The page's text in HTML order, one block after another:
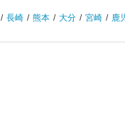
/ 長崎 / 熊本 / 大分 / 宮崎 / 鹿